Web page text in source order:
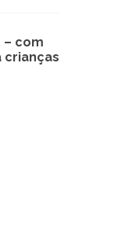
– com
crianças